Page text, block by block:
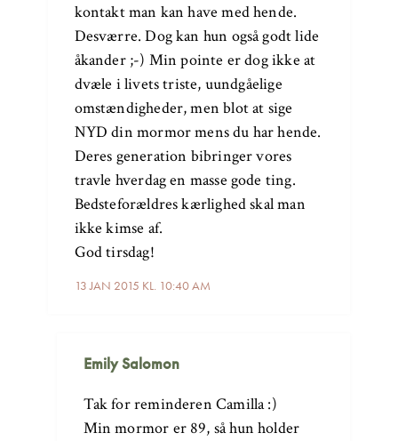
13 JAN 2015 KL. 10:40 AM
kontakt man kan have med hende.
Desværre. Dog kan hun også godt lide
åkander ;-) Min pointe er dog ikke at
dvæle i livets triste, uundgåelige
omstændigheder, men blot at sige
NYD din mormor mens du har hende.
Deres generation bibringer vores
travle hverdag en masse gode ting.
Bedsteforældres kærlighed skal man
ikke kimse af.
God tirsdag!
Emily Salomon
Tak for reminderen Camilla :)
Min mormor er 89, så hun holder